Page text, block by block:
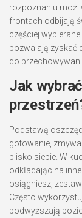
rozpoznaniu
frontach odbijają
częściej
pozwalają zyskać
do
Jak
Podstawą
gotowanie,
blisko siebie. W
odkładając na
osiągniesz,
Często
podwyższają